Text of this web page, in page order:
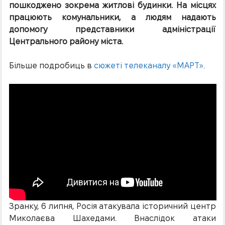
пошкоджено зокрема житлові будинки. На місцях
працюють комунальники, а людям надають
допомогу представники адміністрації
Центрального району міста.
Більше подробиць в сюжеті телеканалу «МАРТ».
Зранку, 6 липня, Росія атакувала історичний центр
Миколаєва Шахедами. Внаслідок атаки